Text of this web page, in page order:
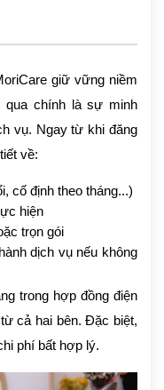
giữ vững niềm
qua chính là sự minh
vụ. Ngay từ khi đăng
về:
cố định theo tháng...)
hiện
trọn gói
dịch vụ nếu không
trong hợp đồng điện
cả hai bên. Đặc biệt,
phí bất hợp lý.